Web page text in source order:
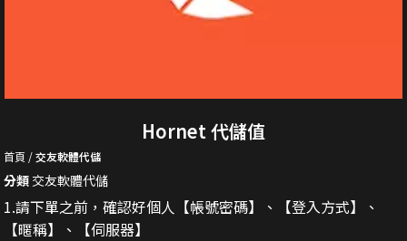
Hornet 代儲值
首頁 交友軟體代儲
分類 交友軟體代儲
1.請下單之前，確認好個人【帳號密碼】、【登入方式】、
【暱稱】、【伺服器】